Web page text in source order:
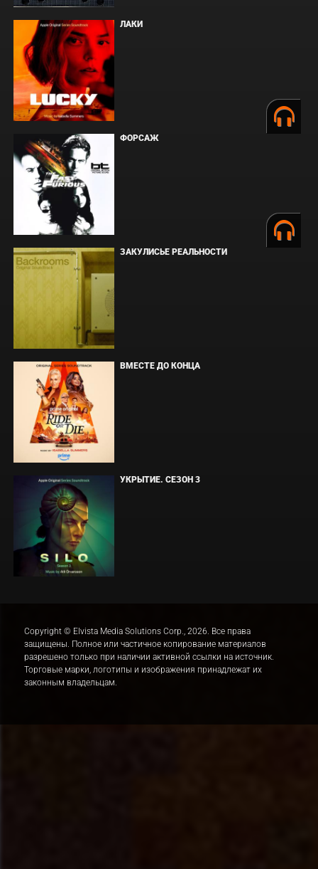
ЛАКИ
ФОРСАЖ
ЗАКУЛИСЬЕ РЕАЛЬНОСТИ
ВМЕСТЕ ДО КОНЦА
УКРЫТИЕ. СЕЗОН 3
Copyright © Elvista Media Solutions Corp., 2026. Все права
защищены. Полное или частичное копирование материалов
разрешено только при наличии активной ссылки на источник.
Торговые марки, логотипы и изображения принадлежат их
законным владельцам.